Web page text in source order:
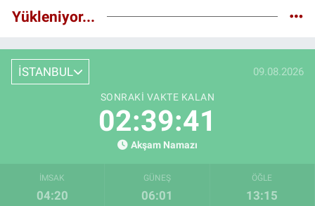
Yükleniyor...
İSTANBUL 09.08.2026
SONRAKI VAKTE KALAN
02:39:40
Akşam Namazı
İMSAK
04:20
GÜNEŞ
06:01
ÖĞLE
13:15